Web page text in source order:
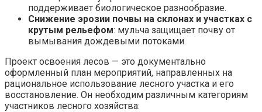
поддерживает биологическое разнообразие.
Снижение эрозии почвы на склонах и участках с
крутым рельефом: мульча защищает почву от
вымывания дождевыми потоками.
Проект освоения лесов — это документально
оформленный план мероприятий, направленных на
рациональное использование лесного участка и его
восстановление. Он необходим различным категориям
участников лесного хозяйства: